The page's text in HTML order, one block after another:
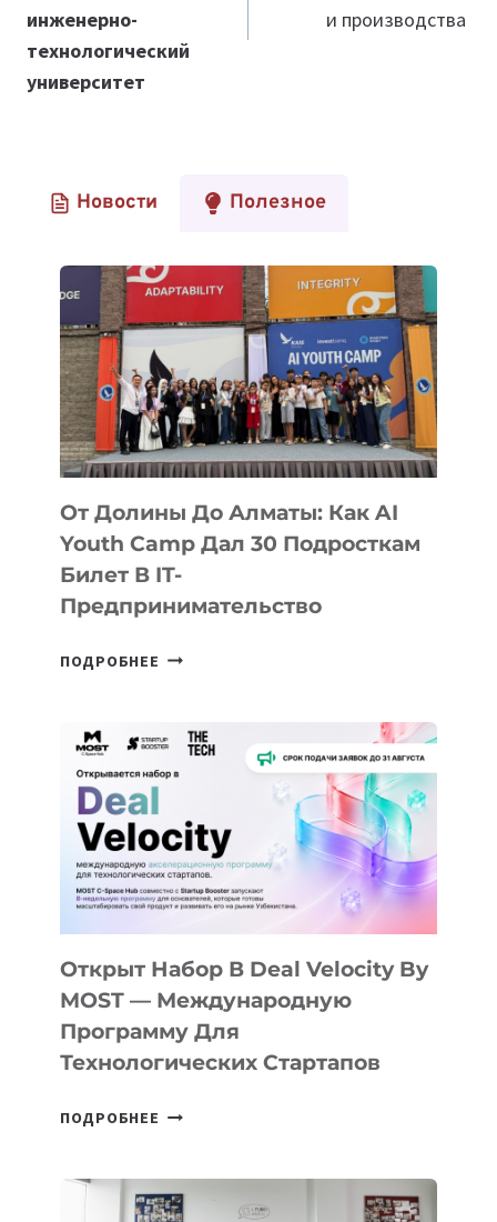
инженерно-
технологический
университет
и производства
Новости Полезное
От Долины До Алматы: Как AI
Youth Camp Дал 30 Подросткам
Билет В IT-
Предпринимательство
ПОДРОБНЕЕ ОТ
АЛМАТЫ:
КАК
AI
YOUTH
CAMP
ДАЛ
30
ПОДРОСТКАМ
БИЛЕТ
В
ПРЕДПРИНИМАТЕЛЬСТВО
Открыт Набор В Deal Velocity By
MOST — Международную
Программу Для
Технологических Стартапов
ПОДРОБНЕЕ ОТКРЫТ
DEAL